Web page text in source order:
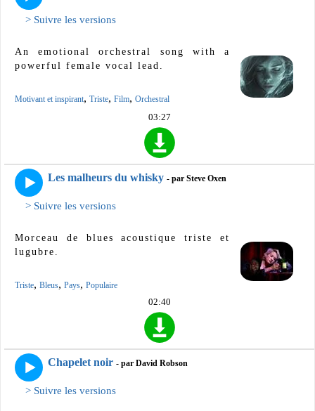
> Suivre les versions
An emotional orchestral song with a
powerful female vocal lead.
Motivant et inspirant, Triste, Film, Orchestral
03:27
Les malheurs du whisky - par Steve Oxen
> Suivre les versions
Morceau de blues acoustique triste et
lugubre.
Triste, Bleus, Pays, Populaire
02:40
Chapelet noir - par David Robson
> Suivre les versions